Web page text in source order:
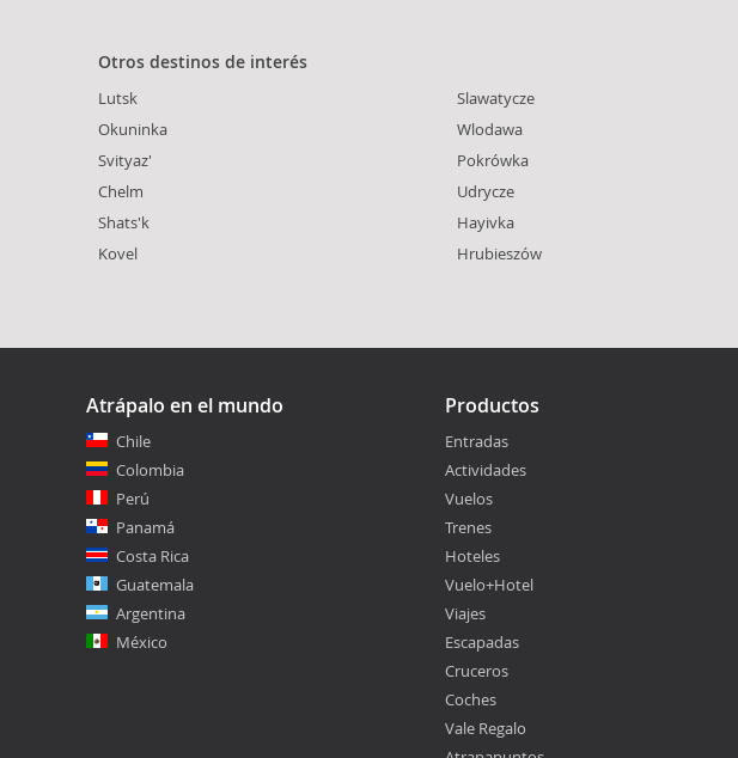
Otros destinos de interés
Lutsk
Okuninka
Svityaz'
Chelm
Shats'k
Kovel
Slawatycze
Wlodawa
Pokrówka
Udrycze
Hayivka
Hrubieszów
Atrápalo en el mundo
Chile
Colombia
Perú
Panamá
Costa Rica
Guatemala
Argentina
México
Productos
Entradas
Actividades
Vuelos
Trenes
Hoteles
Vuelo+Hotel
Viajes
Escapadas
Cruceros
Coches
Vale Regalo